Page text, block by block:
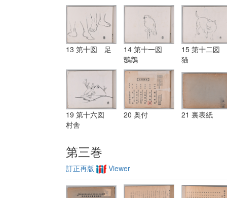
13 第十図 足
14 第十一図
鸚鵡
15 第十二図
猫
19 第十六図
村舎
20 奥付 21 裏表紙
第三巻
訂正再版 Viewer